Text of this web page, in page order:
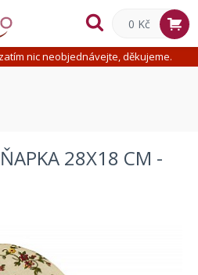
nic neobjednávejte, děkujeme.
0 Kč
28X18 CM -